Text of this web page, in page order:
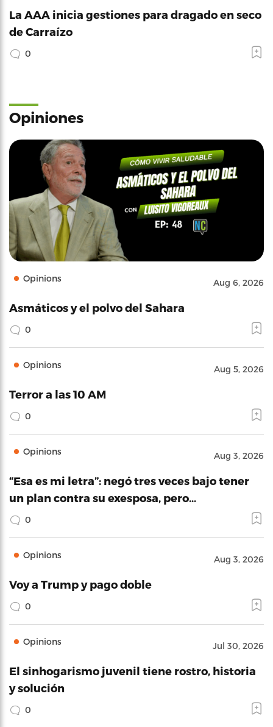
La AAA inicia gestiones para dragado en seco
de Carraízo
0
Opiniones
Opinions Aug 6, 2026
Asmáticos y el polvo del Sahara
0
Opinions Aug 5, 2026
Terror a las 10 AM
0
Opinions Aug 3, 2026
“Esa es mi letra”: negó tres veces bajo tener
un plan contra su exesposa, pero…
0
Opinions Aug 3, 2026
Voy a Trump y pago doble
0
Opinions Jul 30, 2026
El sinhogarismo juvenil tiene rostro, historia
y solución
0